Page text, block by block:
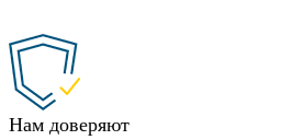
Нам доверяют